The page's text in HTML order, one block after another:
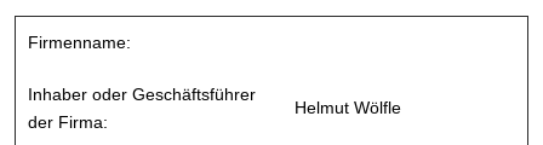
Firmenname:
Inhaber oder Geschäftsführer
der Firma:
Helmut Wölfle